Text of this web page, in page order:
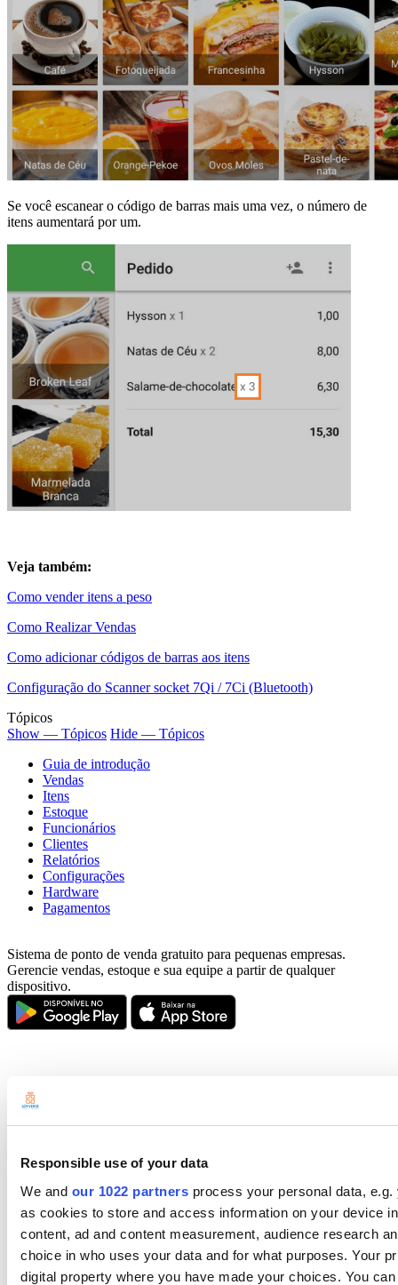
Responsible use of your data
We and our 1022 partners process your personal data,
as cookies to store and access information on your device
content, ad and content measurement, audience research
choice in who uses your data and for what purposes. Your
digital property where you have made your choices. You
Se você escanear o código de barras mais uma vez, o número de
itens aumentará por um.
Veja também:
Como vender itens a peso
Como Realizar Vendas
Como adicionar códigos de barras aos itens
Configuração do Scanner socket 7Qi / 7Ci (Bluetooth)
Tópicos
Show — Tópicos Hide — Tópicos
Guia de introdução
Vendas
Itens
Estoque
Funcionários
Clientes
Relatórios
Configurações
Hardware
Pagamentos
Sistema de ponto de venda gratuito para pequenas empresas.
Gerencie vendas, estoque e sua equipe a partir de qualquer
dispositivo.
Tópicos
Guia de introdução